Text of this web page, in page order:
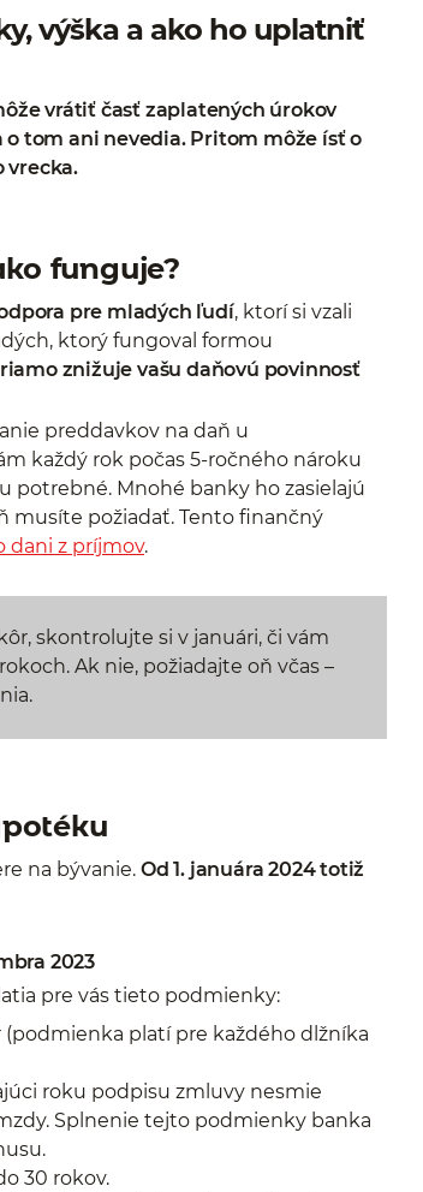
výška a ako ho uplatniť
vrátiť časť zaplatených úrokov
tom ani nevedia. Pritom môže ísť o
vrecka.
funguje?
pre mladých ľudí, ktorí si vzali
ktorý fungoval formou
znižuje vašu daňovú povinnosť
preddavkov na daň u
každý rok počas 5-ročného nároku
potrebné. Mnohé banky ho zasielajú
musíte požiadať. Tento finančný
dani z príjmov.
skontrolujte si v januári, či vám
Ak nie, požiadajte oň včas –
na bývanie. Od 1. januára 2024 totiž
2023
pre vás tieto podmienky:
(podmienka platí pre každého dlžníka
roku podpisu zmluvy nesmie
Splnenie tejto podmienky banka
30 rokov.